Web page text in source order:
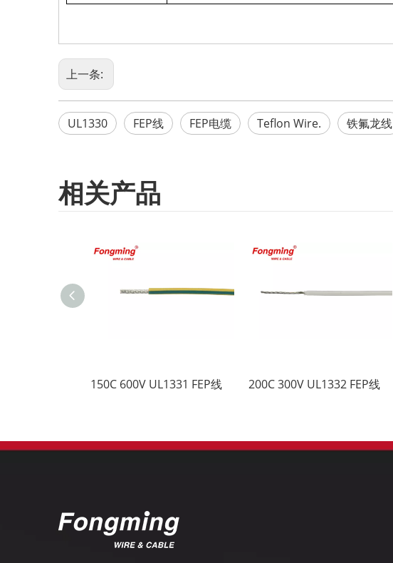
上一条:
UL1330 FEP线 FEP电缆 Teflon Wire. 铁氟龙线
相关产品
150C 600V UL1331 FEP线 200C 300V UL1332 FEP线